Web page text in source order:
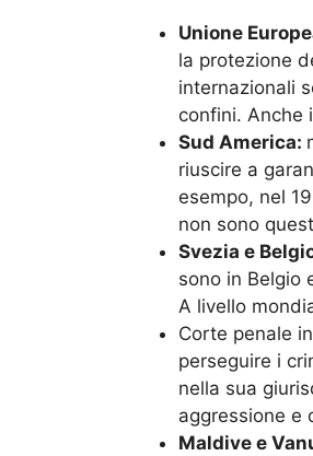
Unione
la protezione
internazionali
confini. Anche
Sud America:
riuscire a
esempo, nel
non sono
Svezia e
sono in Belgio
A livello
Corte penale
perseguire i
nella sua
aggressione e
Maldive e